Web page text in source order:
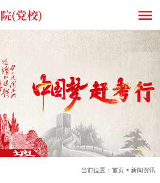
1 2
当前位置：首页 > 新闻资讯